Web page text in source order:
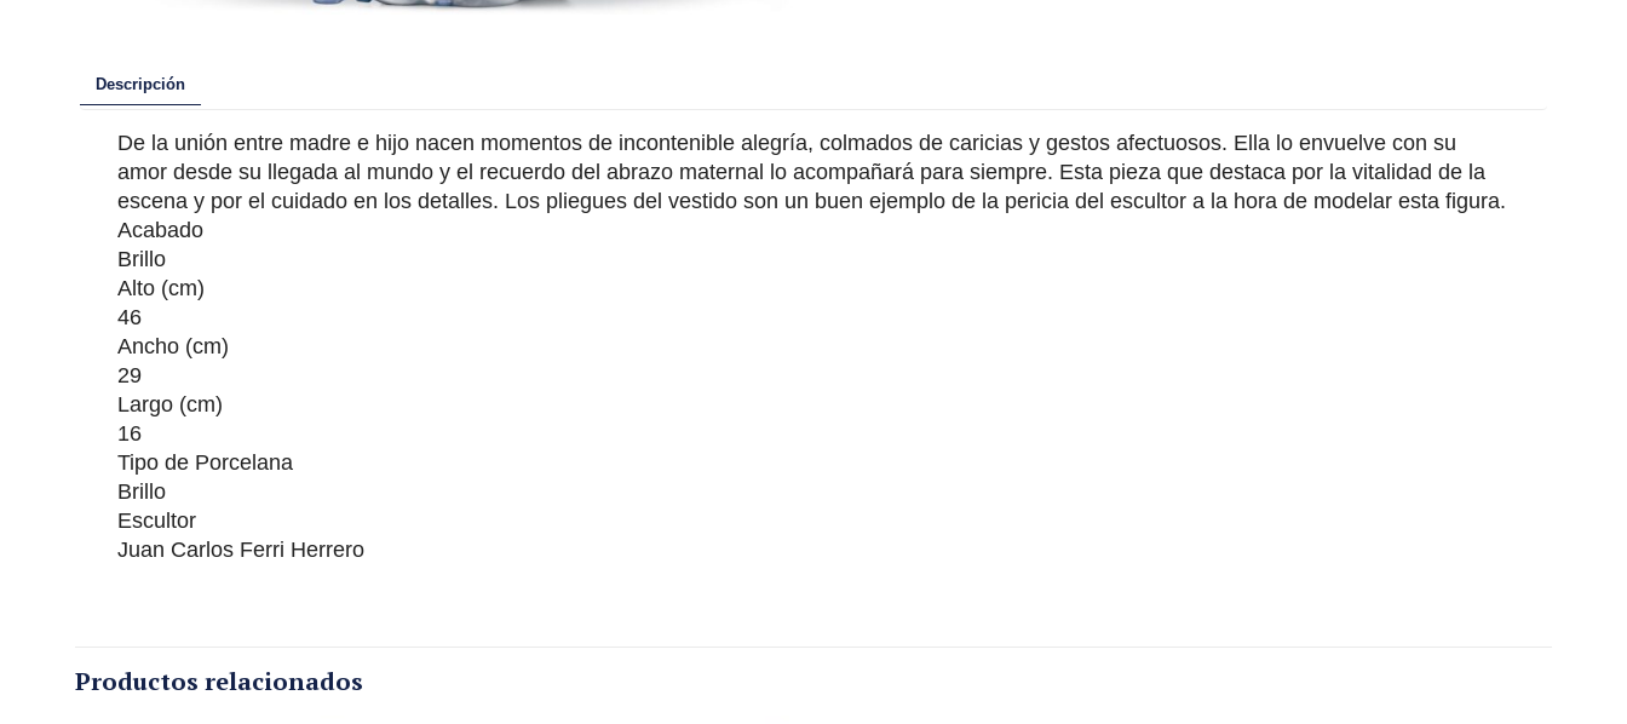
Descripción
De la unión entre madre e hijo nacen momentos de incontenible alegría, colmados de caricias y gestos afectuosos. Ella lo envuelve con su
amor desde su llegada al mundo y el recuerdo del abrazo maternal lo acompañará para siempre. Esta pieza que destaca por la vitalidad de la
escena y por el cuidado en los detalles. Los pliegues del vestido son un buen ejemplo de la pericia del escultor a la hora de modelar esta figura.
Acabado
Brillo
Alto (cm)
46
Ancho (cm)
29
Largo (cm)
16
Tipo de Porcelana
Brillo
Escultor
Juan Carlos Ferri Herrero
Productos relacionados